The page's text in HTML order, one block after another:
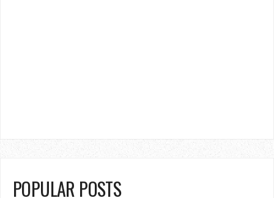
POPULAR POSTS